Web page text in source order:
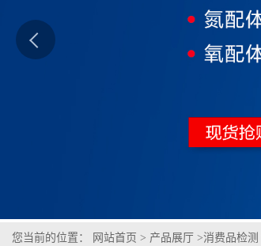
您当前的位置： 网站首页 > 产品展厅 >消费品检测